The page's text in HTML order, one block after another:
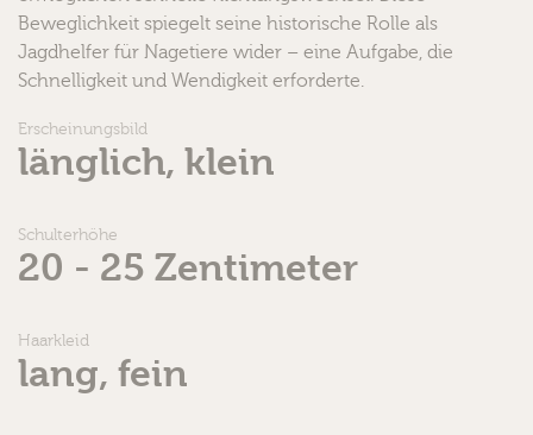
Beweglichkeit spiegelt seine historische Rolle als
Jagdhelfer für Nagetiere wider – eine Aufgabe, die
Schnelligkeit und Wendigkeit erforderte.
Erscheinungsbild
länglich, klein
Schulterhöhe
20 - 25 Zentimeter
Haarkleid
lang, fein